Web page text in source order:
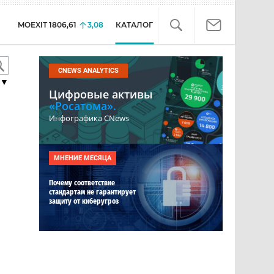
MOEXIT 1806,61 3,08 КАТАЛОГ
CNEWS ANALYTICS
Цифровые активы
«Росатома».
Инфографика CNews
МНЕНИЕ МЕСЯЦА
Почему соответствие
стандартам не гарантирует
защиту от киберугроз